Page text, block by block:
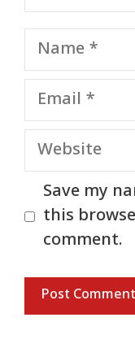
Name
Email
Website
Save my
this
comment.